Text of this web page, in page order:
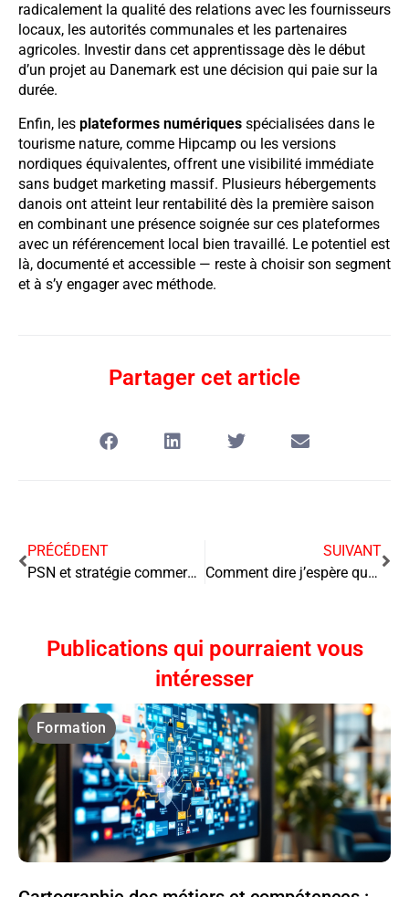
radicalement la qualité des relations avec les fournisseurs
locaux, les autorités communales et les partenaires
agricoles. Investir dans cet apprentissage dès le début
d’un projet au Danemark est une décision qui paie sur la
durée.
Enfin, les plateformes numériques spécialisées dans le
tourisme nature, comme Hipcamp ou les versions
nordiques équivalentes, offrent une visibilité immédiate
sans budget marketing massif. Plusieurs hébergements
danois ont atteint leur rentabilité dès la première saison
en combinant une présence soignée sur ces plateformes
avec un référencement local bien travaillé. Le potentiel est
là, documenté et accessible — reste à choisir son segment
et à s’y engager avec méthode.
Partager cet article
PRÉCÉDENT
PSN et stratégie commerciale : 7 leviers de croissance
SUIVANT
Comment dire j’espère que tu vas bien en anglais au bureau
Publications qui pourraient vous
intéresser
Formation